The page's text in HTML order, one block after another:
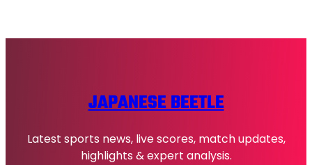
JAPANESE BEETLE
Latest sports news, live scores, match updates,
highlights & expert analysis.